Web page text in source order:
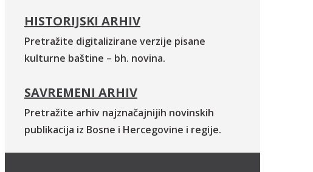
HISTORIJSKI ARHIV
Pretražite digitalizirane verzije pisane
kulturne baštine – bh. novina.
SAVREMENI ARHIV
Pretražite arhiv najznačajnijih novinskih
publikacija iz Bosne i Hercegovine i regije.